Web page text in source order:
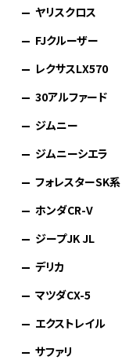
ヤリスクロス
FJクルーザー
レクサスLX570
30アルファード
ジムニー
ジムニーシエラ
フォレスターSK系
ホンダCR-V
ジープJK JL
デリカ
マツダCX-5
エクストレイル
サファリ